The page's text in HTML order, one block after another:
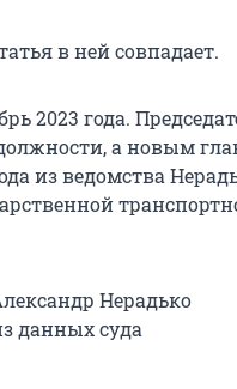
в ней совпадает.
2023 года.
а новым
из ведомства
Нерадько
данных суда